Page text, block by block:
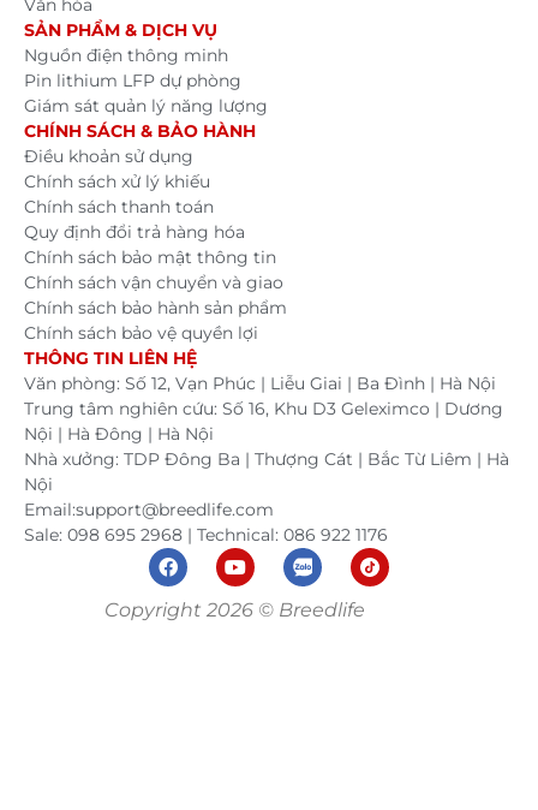
Văn hóa
SẢN PHẨM & DỊCH VỤ
Nguồn điện thông minh
Pin lithium LFP dự phòng
Giám sát quản lý năng lượng
CHÍNH SÁCH & BẢO HÀNH
Điều khoản sử dụng
Chính sách xử lý khiếu
Chính sách thanh toán
Quy định đổi trả hàng hóa
Chính sách bảo mật thông tin
Chính sách vận chuyển và giao
Chính sách bảo hành sản phẩm
Chính sách bảo vệ quyền lợi
THÔNG TIN LIÊN HỆ
Văn phòng: Số 12, Vạn Phúc | Liễu Giai | Ba Đình | Hà Nội
Trung tâm nghiên cứu: Số 16, Khu D3 Geleximco | Dương
Nội | Hà Đông | Hà Nội
Nhà xưởng: TDP Đông Ba | Thượng Cát | Bắc Từ Liêm | Hà
Nội
Email:support@breedlife.com
Sale: 098 695 2968 | Technical: 086 922 1176
Copyright 2026 © Breedlife